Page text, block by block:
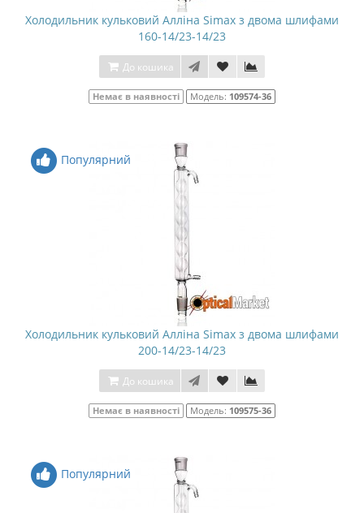
Холодильник кульковий Алліна Simax з двома шлифами
160-14/23-14/23
До кошика
Немає в наявності Модель: 109574-36
Популярний
Холодильник кульковий Алліна Simax з двома шлифами
200-14/23-14/23
До кошика
Немає в наявності Модель: 109575-36
Популярний